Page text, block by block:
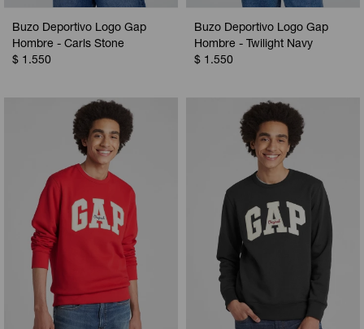
Buzo Deportivo Logo Gap
Hombre - Carls Stone
$ 1.550
Buzo Deportivo Logo Gap
Hombre - Twilight Navy
$ 1.550